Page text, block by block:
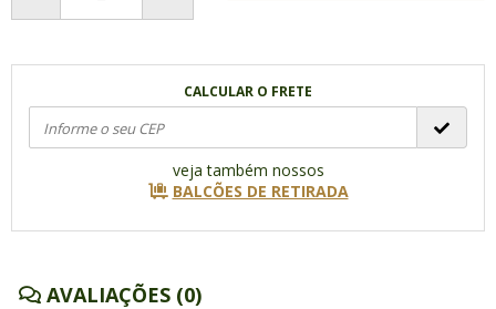
CALCULAR O FRETE
veja também nossos
BALCÕES DE RETIRADA
AVALIAÇÕES (0)